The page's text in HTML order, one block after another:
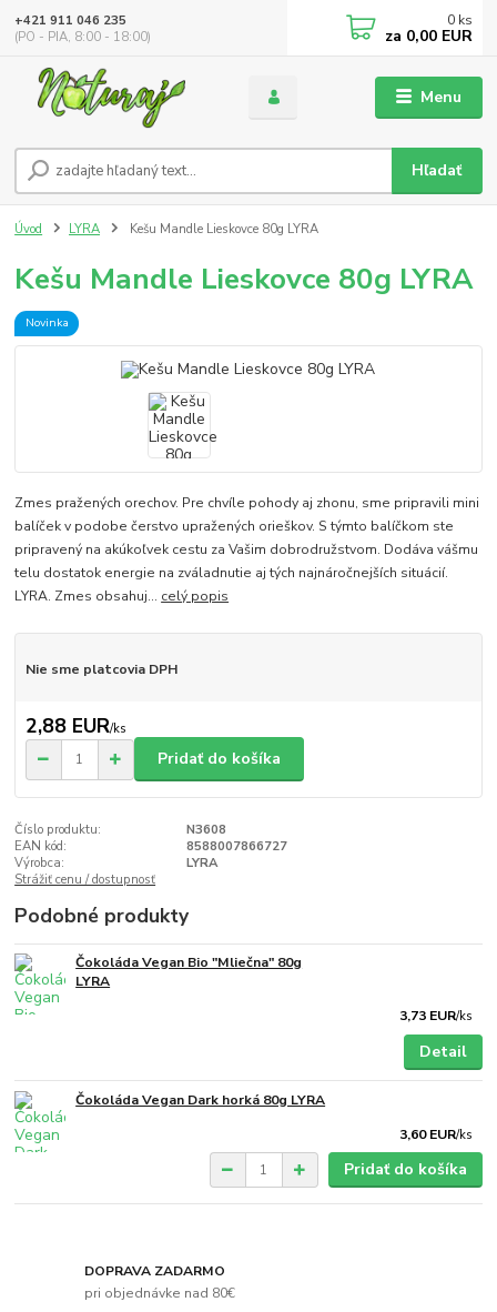
Menu
Hľadať
+421 911 046 235
(PO - PIA, 8:00 - 18:00)
0 ks
za 0,00 EUR
Úvod LYRA Kešu Mandle Lieskovce 80g LYRA
Kešu Mandle Lieskovce 80g LYRA
Novinka
Zmes pražených orechov. Pre chvíle pohody aj zhonu, sme pripravili mini
balíček v podobe čerstvo upražených orieškov. S týmto balíčkom ste
pripravený na akúkoľvek cestu za Vašim dobrodružstvom. Dodáva vášmu
telu dostatok energie na zváladnutie aj tých najnáročnejších situácií.
LYRA. Zmes obsahuj... celý popis
Nie sme platcovia DPH
2,88 EUR/ks
Pridať do košíka
Číslo produktu:
N3608
EAN kód:
8588007866727
Výrobca:
LYRA
Strážiť cenu / dostupnosť
Podobné produkty
Čokoláda Vegan Bio "Mliečna" 80g
LYRA
3,73 EUR/ks
Detail
Čokoláda Vegan Dark horká 80g LYRA
3,60 EUR/ks
Pridať do košíka
DOPRAVA ZADARMO
pri objednávke nad 80€